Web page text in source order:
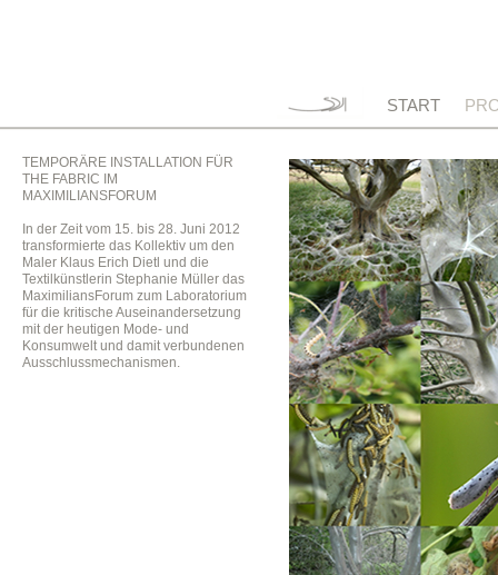
START
TEMPORÄRE INSTALLATION FÜR
THE FABRIC IM
MAXIMILIANSFORUM
In der Zeit vom 15. bis 28. Juni 2012
transformierte das Kollektiv um den
Maler Klaus Erich Dietl und die
Textilkünstlerin Stephanie Müller das
MaximiliansForum zum Laboratorium
für die kritische Auseinandersetzung
mit der heutigen Mode- und
Konsumwelt und damit verbundenen
Ausschlussmechanismen.